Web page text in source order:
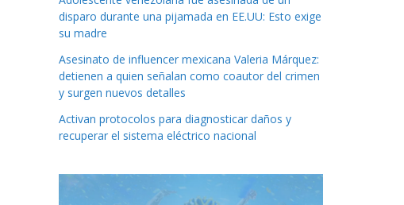
disparo durante una pijamada en EE.UU: Esto exige
su madre
Asesinato de influencer mexicana Valeria Márquez:
detienen a quien señalan como coautor del crimen
y surgen nuevos detalles
Activan protocolos para diagnosticar daños y
recuperar el sistema eléctrico nacional